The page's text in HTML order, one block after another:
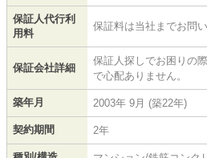
保証人代行利
用料
保証料は当社までお問
保証会社詳細
保証人探しでお困りの
で心配ありません。
築年月 2003年 9月 (築22年)
契約期間 2年